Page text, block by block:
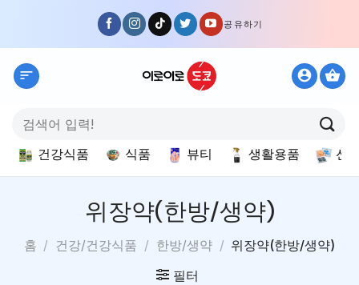
content
공유하기
색:
건강식품 식품 뷰티 생활용품 선
위장약(한방/생약)
홈 / 건강/건강식품 / 한방/생약 / 위장약(한방/생약)
필터